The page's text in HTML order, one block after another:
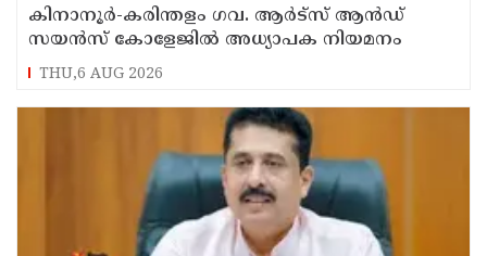
കിനാനൂർ-കരിന്തളം ഗവ. ആർട്‌സ് ആൻഡ്
സയൻസ് കോളേജിൽ അധ്യാപക നിയമനം
THU,6 AUG 2026